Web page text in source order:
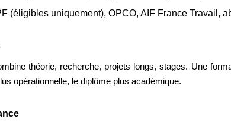
(éligibles uniquement), OPCO, AIF France Travail,
théorie, recherche, projets longs, stages. Une
opérationnelle, le diplôme plus académique.